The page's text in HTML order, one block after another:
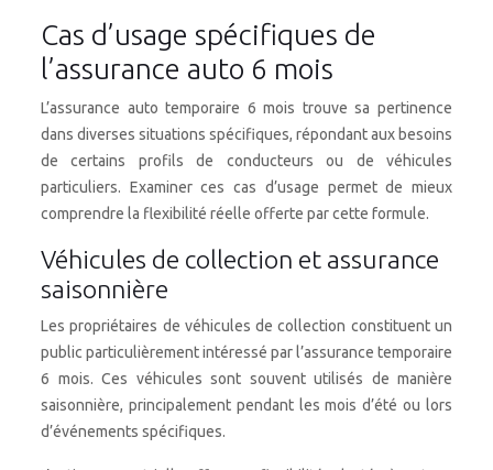
Cas d’usage spécifiques de
l’assurance auto 6 mois
L’assurance auto temporaire 6 mois trouve sa pertinence
dans diverses situations spécifiques, répondant aux besoins
de certains profils de conducteurs ou de véhicules
particuliers. Examiner ces cas d’usage permet de mieux
comprendre la flexibilité réelle offerte par cette formule.
Véhicules de collection et assurance
saisonnière
Les propriétaires de véhicules de collection constituent un
public particulièrement intéressé par l’assurance temporaire
6 mois. Ces véhicules sont souvent utilisés de manière
saisonnière, principalement pendant les mois d’été ou lors
d’événements spécifiques.